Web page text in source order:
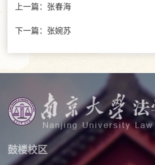
上一篇： 张春海
下一篇： 张婉苏
鼓楼校区